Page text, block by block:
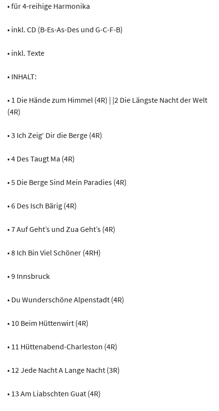
• für 4-reihige Harmonika
• inkl. CD (B-Es-As-Des und G-C-F-B)
• inkl. Texte
• INHALT:
• 1 Die Hände zum Himmel (4R) | |2 Die Längste Nacht der Welt
(4R)
• 3 Ich Zeig‘ Dir die Berge (4R)
• 4 Des Taugt Ma (4R)
• 5 Die Berge Sind Mein Paradies (4R)
• 6 Des Isch Bärig (4R)
• 7 Auf Geht’s und Zua Geht’s (4R)
• 8 Ich Bin Viel Schöner (4RH)
• 9 Innsbruck
• Du Wunderschöne Alpenstadt (4R)
• 10 Beim Hüttenwirt (4R)
• 11 Hüttenabend-Charleston (4R)
• 12 Jede Nacht A Lange Nacht (3R)
• 13 Am Liabschten Guat (4R)